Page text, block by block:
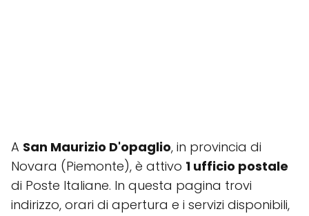
A San Maurizio D'opaglio, in provincia di
Novara (Piemonte), è attivo 1 ufficio postale
di Poste Italiane. In questa pagina trovi
indirizzo, orari di apertura e i servizi disponibili,